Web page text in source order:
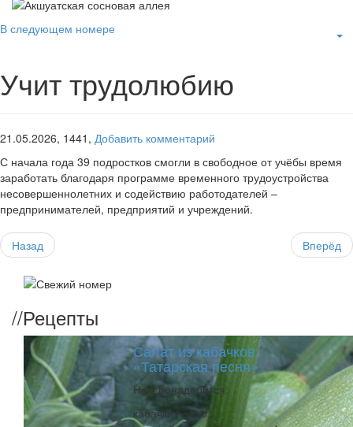
В следующем номере
Учит трудолюбию
21.05.2026, 1441, Добавить комментарий
С начала года 39 подростков смогли в свободное от учёбы время
заработать благодаря программе временного трудоустройства
несовершеннолетних и содействию работодателей –
предпринимателей, предприятий и учреждений.
Назад Вперёд
//Рецепты
Салат из кабачков
«Татарская песня»
Нам понадобится:
кабачки — 2 кг;